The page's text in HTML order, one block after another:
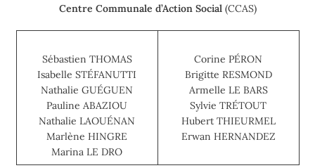
Centre Communale d’Action Social (CCAS)
Sébastien THOMAS
Isabelle STÉFANUTTI
Nathalie GUÉGUEN
Pauline ABAZIOU
Nathalie LAOUÉNAN
Marlène HINGRE
Marina LE DRO
Corine PÉRON
Brigitte RESMOND
Armelle LE BARS
Sylvie TRÉTOUT
Hubert THIEURMEL
Erwan HERNANDEZ